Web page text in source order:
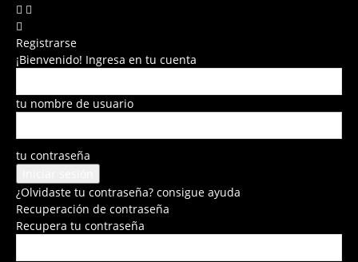
Registrarse
¡Bienvenido! Ingresa en tu cuenta
tu nombre de usuario
tu contraseña
¿Olvidaste tu contraseña? consigue ayuda
Recuperación de contraseña
Recupera tu contraseña